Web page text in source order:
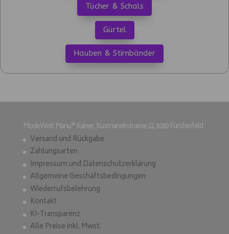
Tücher & Schals
Gürtel
Hauben & Stirnbänder
ModeWelt Manu* Kainer, Kusmanekstrasse 22, 8280 Fürstenfeld
Versand und Rückgabe
Zahlungsarten
Impressum und Datenschutzerklärung
Allgemeine Geschäftsbedingungen
Wiederrufsbelehrung
Kontakt
KI-Transparenz
Alle Preise inkl. Mwst.